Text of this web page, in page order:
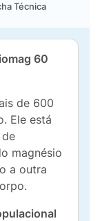
Técnica
60
de 600
Ele está
magnésio
a outra